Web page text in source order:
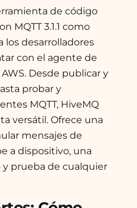
de código
MQTT 3.1.1 como
los desarrolladores
con el agente de
Desde publicar y
probar y
MQTT, HiveMQ
versátil. Ofrece una
mensajes de
a dispositivo, una
prueba de cualquier